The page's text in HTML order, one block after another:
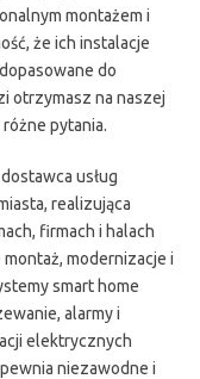
montażem i
że ich instalacje
do
otrzymasz na naszej
pytania.
usług
realizująca
firmach i halach
montaż, modernizacje i
smart home
alarmy i
elektrycznych
niezawodne i